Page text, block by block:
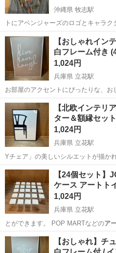
沖縄県 牧志駅
トにアベンジャーズのロゴとキャラク
杢グレーのTシャツで…
沖縄 那覇市 牧志駅 Tシャツ
【おしゃれイン
白フレーム付き
1,024円
兵庫県 立花駅
お部屋のアクセントにぴったりな、
ー（ホワイトフレーム付き）です。
（生きて、愛して、笑って、そして
ッセー...
兵庫 尼崎市 立花駅 イン
【北欧インテリ
ター＆額縁セッ
1,024円
兵庫県 立花駅
Yチェア」の美しいシルエットが描か
プルでスタイリッシ…
兵庫 尼崎市 立花駅 イン
【24個セット】
ケース アートト
1,024円
兵庫県 立花駅
とができます。 POP MARTなどのア
ニカー、ガチ…
兵庫 尼崎市 立花駅 フィギ
【おしゃれ】チ